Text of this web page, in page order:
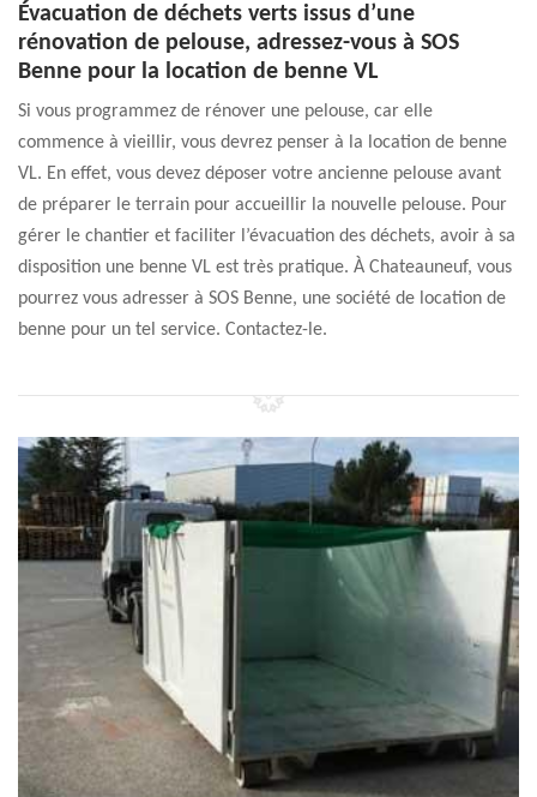
Évacuation de déchets verts issus d’une
rénovation de pelouse, adressez-vous à SOS
Benne pour la location de benne VL
Si vous programmez de rénover une pelouse, car elle
commence à vieillir, vous devrez penser à la location de benne
VL. En effet, vous devez déposer votre ancienne pelouse avant
de préparer le terrain pour accueillir la nouvelle pelouse. Pour
gérer le chantier et faciliter l’évacuation des déchets, avoir à sa
disposition une benne VL est très pratique. À Chateauneuf, vous
pourrez vous adresser à SOS Benne, une société de location de
benne pour un tel service. Contactez-le.